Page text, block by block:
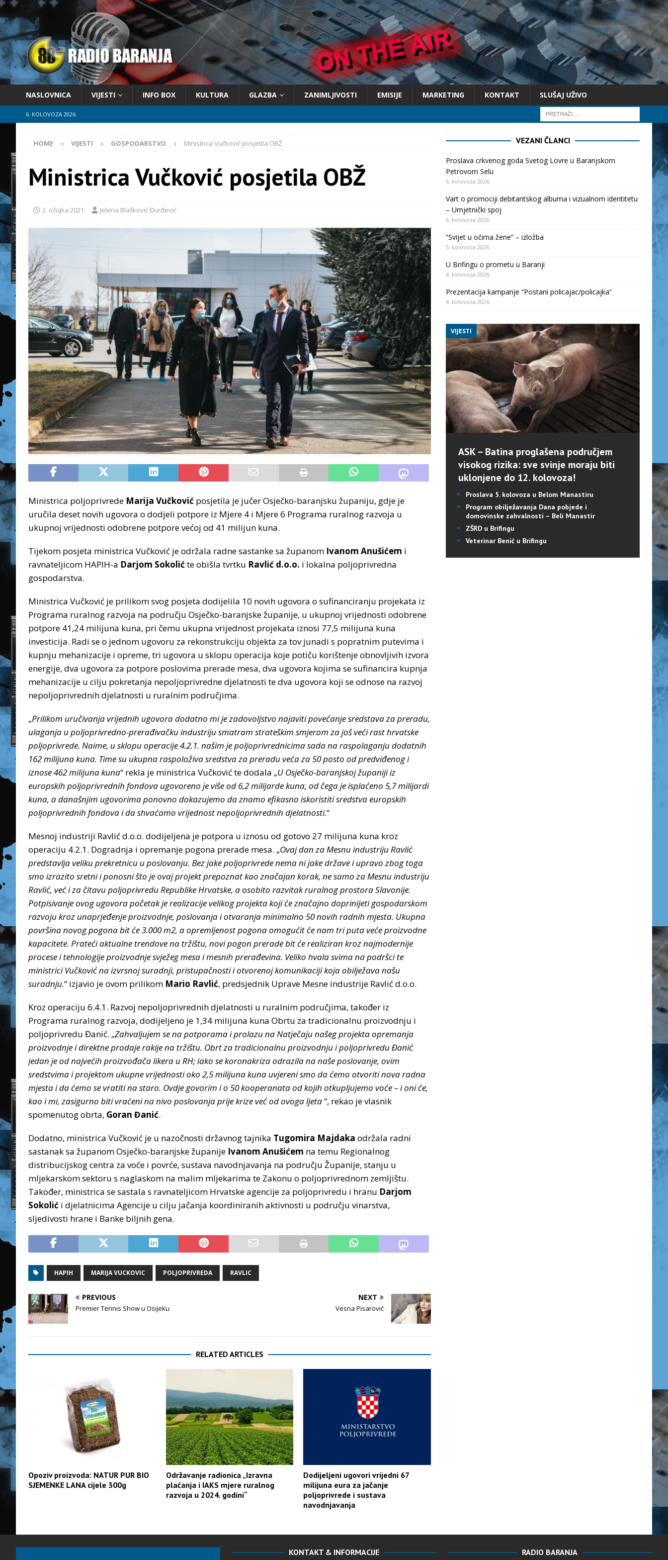
NASLOVNICA VIJESTI INFO BOX KULTURA GLAZBA ZANIMLJIVOSTI EMISIJE MARKETING KONTAKT SLUŠAJ UŽIVO
6. KOLOVOZA 2026.
HOME VIJESTI GOSPODARSTVO Ministrica Vučković posjetila OBŽ
Ministrica Vučković posjetila OBŽ
2. ožujka 2021. Jelena Blašković Đurđević
Ministrica poljoprivrede Marija Vučković posjetila je jučer Osječko-baranjsku županiju, gdje je
uručila deset novih ugovora o dodjeli potpore iz Mjere 4 i Mjere 6 Programa ruralnog razvoja u
ukupnoj vrijednosti odobrene potpore većoj od 41 milijun kuna.
Tijekom posjeta ministrica Vučković je održala radne sastanke sa županom Ivanom Anušićem i
ravnateljicom HAPIH-a Darjom Sokolić te obišla tvrtku Ravlić d.o.o. i lokalna poljoprivredna
gospodarstva.
Ministrica Vučković je prilikom svog posjeta dodijelila 10 novih ugovora o sufinanciranju projekata iz
Programa ruralnog razvoja na području Osječko-baranjske županije, u ukupnoj vrijednosti odobrene
potpore 41,24 milijuna kuna, pri čemu ukupna vrijednost projekata iznosi 77,5 milijuna kuna
investicija. Radi se o jednom ugovoru za rekonstrukciju objekta za tov junadi s popratnim putevima i
kupnju mehanizacije i opreme, tri ugovora u sklopu operacija koje potiču korištenje obnovljivih izvora
energije, dva ugovora za potpore poslovima prerade mesa, dva ugovora kojima se sufinancira kupnja
mehanizacije u cilju pokretanja nepoljoprivredne djelatnosti te dva ugovora koji se odnose na razvoj
nepoljoprivrednih djelatnosti u ruralnim područjima.
„Prilikom uručivanja vrijednih ugovora dodatno mi je zadovoljstvo najaviti povećanje sredstava za preradu,
ulaganja u poljoprivredno-prerađivačku industriju smatram strateškim smjerom za još veći rast hrvatske
poljoprivrede. Naime, u sklopu operacije 4.2.1. našim je poljoprivrednicima sada na raspolaganju dodatnih
162 milijuna kuna. Time su ukupna raspoloživa sredstva za preradu veća za 50 posto od predviđenog i
iznose 462 milijuna kuna“ rekla je ministrica Vučković te dodala „U Osječko-baranjskoj županiji iz
europskih poljoprivrednih fondova ugovoreno je više od 6,2 milijarde kuna, od čega je isplaćeno 5,7 milijardi
kuna, a današnjim ugovorima ponovno dokazujemo da znamo efikasno iskoristiti sredstva europskih
poljoprivrednih fondova i da shvaćamo vrijednost nepoljoprivrednih djelatnosti.“
Mesnoj industriji Ravlić d.o.o. dodijeljena je potpora u iznosu od gotovo 27 milijuna kuna kroz
operaciju 4.2.1. Dogradnja i opremanje pogona prerade mesa. „Ovaj dan za Mesnu industriju Ravlić
predstavlja veliku prekretnicu u poslovanju. Bez jake poljoprivrede nema ni jake države i upravo zbog toga
smo izrazito sretni i ponosni što je ovaj projekt prepoznat kao značajan korak, ne samo za Mesnu industriju
Ravlić, već i za čitavu poljoprivredu Republike Hrvatske, a osobito razvitak ruralnog prostora Slavonije.
Potpisivanje ovog ugovora početak je realizacije velikog projekta koji će značajno doprinijeti gospodarskom
razvoju kroz unaprjeđenje proizvodnje, poslovanja i otvaranja minimalno 50 novih radnih mjesta. Ukupna
površina novog pogona bit će 3.000 m2, a opremljenost pogona omogućit će nam tri puta veće proizvodne
kapacitete. Prateći aktualne trendove na tržištu, novi pogon prerade bit će realiziran kroz najmodernije
procese i tehnologije proizvodnje svježeg mesa i mesnih prerađevina. Veliko hvala svima na podršci te
ministrici Vučković na izvrsnoj suradnji, pristupačnosti i otvorenoj komunikaciji koja obilježava našu
suradnju.“ izjavio je ovom prilikom Mario Ravlić, predsjednik Uprave Mesne industrije Ravlić d.o.o.
Kroz operaciju 6.4.1. Razvoj nepoljoprivrednih djelatnosti u ruralnim područjima, također iz
Programa ruralnog razvoja, dodijeljeno je 1,34 milijuna kuna Obrtu za tradicionalnu proizvodnju i
poljoprivredu Đanić. „Zahvaljujem se na potporama i prolazu na Natječaju našeg projekta opremanja
proizvodnje i direktne prodaje rakije na tržištu. Obrt za tradicionalnu proizvodnju i poljoprivredu Đanić
jedan je od najvećih proizvođača likera u RH; iako se koronakriza odrazila na naše poslovanje, ovim
sredstvima i projektom ukupne vrijednosti oko 2,5 milijuna kuna uvjereni smo da ćemo otvoriti nova radna
mjesta i da ćemo se vratiti na staro. Ovdje govorim i o 50 kooperanata od kojih otkupljujemo voće – i oni će,
kao i mi, zasigurno biti vraćeni na nivo poslovanja prije krize već od ovoga ljeta“, rekao je vlasnik
spomenutog obrta, Goran Đanić.
Dodatno, ministrica Vučković je u nazočnosti državnog tajnika Tugomira Majdaka održala radni
sastanak sa županom Osječko-baranjske županije Ivanom Anušićem na temu Regionalnog
distribucijskog centra za voće i povrće, sustava navodnjavanja na području Županije, stanju u
mljekarskom sektoru s naglaskom na malim mljekarima te Zakonu o poljoprivrednom zemljištu.
Također, ministrica se sastala s ravnateljicom Hrvatske agencije za poljoprivredu i hranu Darjom
Sokolić i djelatnicima Agencije u cilju jačanja koordiniranih aktivnosti u području vinarstva,
sljedivosti hrane i Banke biljnih gena.
HAPIH MARIJA VUCKOVIC POLJOPRIVREDA RAVLIC
PREVIOUS
Premier Tennis Show u Osijeku
NEXT
Vesna Pisarović
RELATED ARTICLES
Opoziv proizvoda: NATUR PUR BIO
SJEMENKE LANA cijele 300g
Održavanje radionica „Izravna
plaćanja i IAKS mjere ruralnog
razvoja u 2024. godini“
Dodijeljeni ugovori vrijedni 67
milijuna eura za jačanje
poljoprivrede i sustava
navodnjavanja
VEZANI ČLANCI
Proslava crkvenog goda Svetog Lovre u Baranjskom
Petrovom Selu
6. kolovoza 2026.
Vart o promociji debitantskog albuma i vizualnom identitetu
– Umjetnički spoj
6. kolovoza 2026.
“Svijet u očima žene” – izložba
5. kolovoza 2026.
U Brifingu o prometu u Baranji
4. kolovoza 2026.
Prezentacija kampanje “Postani policajac/policajka”
4. kolovoza 2026.
VIJESTI
ASK – Batina proglašena područjem
visokog rizika: sve svinje moraju biti
uklonjene do 12. kolovoza!
Proslava 5. kolovoza u Belom Manastiru
Program obilježavanja Dana pobjede i
domovinske zahvalnosti – Beli Manastir
ZŠRD u Brifingu
Veterinar Benić u Brifingu
KONTAKT & INFORMACIJE RADIO BARANJA